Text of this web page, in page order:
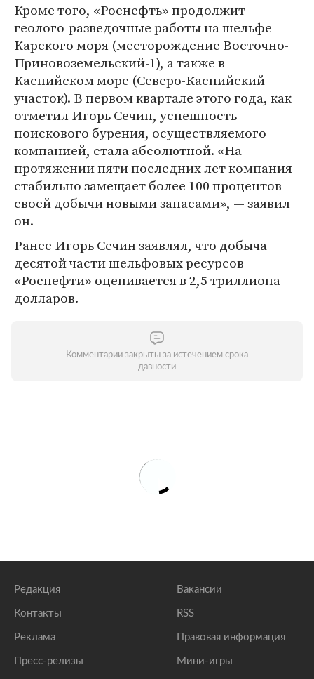
Кроме того, «Роснефть» продолжит
геолого-разведочные работы на шельфе
Карского моря (месторождение Восточно-
Приновоземельский-1), а также в
Каспийском море (Северо-Каспийский
участок). В первом квартале этого года, как
отметил Игорь Сечин, успешность
поискового бурения, осуществляемого
компанией, стала абсолютной. «На
протяжении пяти последних лет компания
стабильно замещает более 100 процентов
своей добычи новыми запасами», — заявил
он.
Ранее Игорь Сечин заявлял, что добыча
десятой части шельфовых ресурсов
«Роснефти» оценивается в 2,5 триллиона
долларов.
Комментарии закрыты за истечением срока
давности
Редакция
Контакты
Реклама
Пресс-релизы
Вакансии
RSS
Правовая информация
Мини-игры